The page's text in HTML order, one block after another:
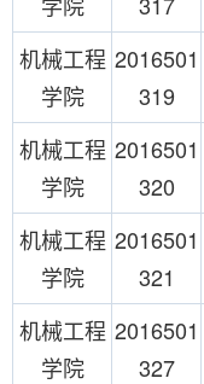
机械工程
学院
2016501
319
机械工程
学院
2016501
320
机械工程
学院
2016501
321
机械工程
学院
2016501
327